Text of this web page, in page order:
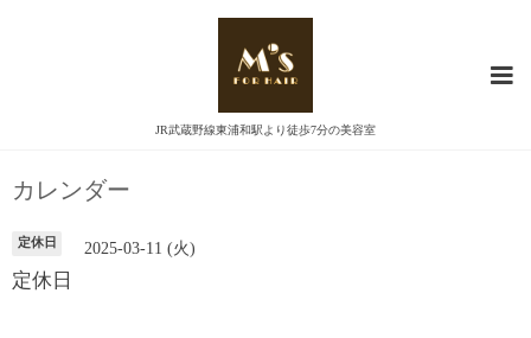
JR武蔵野線東浦和駅より徒歩7分の美容室
カレンダー
定休日 2025-03-11 (火)
定休日